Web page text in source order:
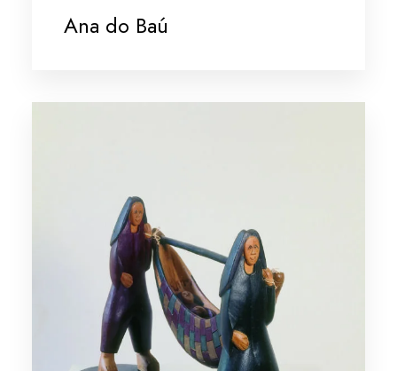
Ana do Baú